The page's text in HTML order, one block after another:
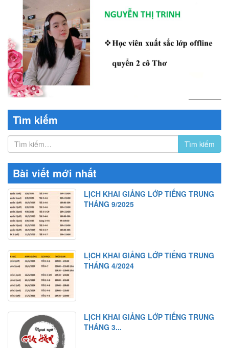
Tìm kiếm
Bài viết mới nhất
LỊCH KHAI GIẢNG LỚP TIẾNG TRUNG
THÁNG 9/2025
LỊCH KHAI GIẢNG LỚP TIẾNG TRUNG
THÁNG 4/2024
LỊCH KHAI GIẢNG LỚP TIẾNG TRUNG
THÁNG 3...